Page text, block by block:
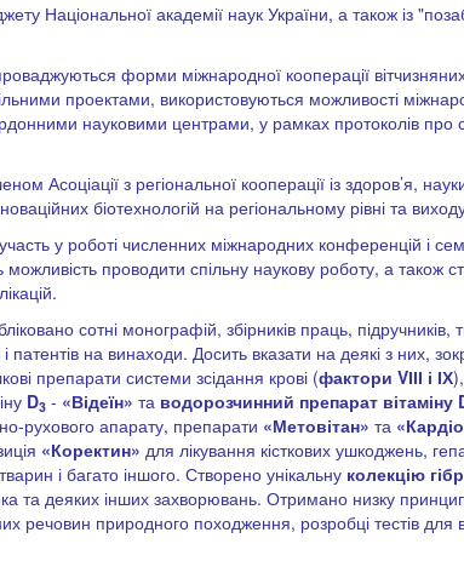
Національної академії наук України, а також із
форми міжнародної кооперації
проектами, використовуються можливості
науковими центрами, у рамках протоколів
Асоціації з регіональної кооперації із здоров’я,
біотехнологій на регіональному рівні та
у роботі численних міжнародних конференцій і
проводити спільну наукову роботу, а також
сотні монографій, збірників праць,
і патентів на винаходи. Досить вказати на деякі з них,
препарати системи зсідання крові (фактори VІІІ і ІХ
D3 - «Відеїн» та водорозчинний препарат вітаміну
рухового апарату, препарати «Метовітан» та
«Коректин» для лікування кісткових ушкоджень,
і багато іншого. Створено унікальну колекцію
та деяких інших захворювань. Отримано низку
речовин природного походження, розробці тестів для